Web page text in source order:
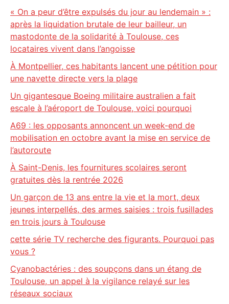
« On a peur d’être expulsés du jour au lendemain » :
après la liquidation brutale de leur bailleur, un
mastodonte de la solidarité à Toulouse, ces
locataires vivent dans l’angoisse
À Montpellier, ces habitants lancent une pétition pour
une navette directe vers la plage
Un gigantesque Boeing militaire australien a fait
escale à l’aéroport de Toulouse, voici pourquoi
A69 : les opposants annoncent un week-end de
mobilisation en octobre avant la mise en service de
l’autoroute
À Saint-Denis, les fournitures scolaires seront
gratuites dès la rentrée 2026
Un garçon de 13 ans entre la vie et la mort, deux
jeunes interpellés, des armes saisies : trois fusillades
en trois jours à Toulouse
cette série TV recherche des figurants. Pourquoi pas
vous ?
Cyanobactéries : des soupçons dans un étang de
Toulouse, un appel à la vigilance relayé sur les
réseaux sociaux